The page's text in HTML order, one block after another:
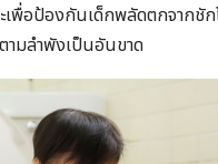
พื่อป้องกันเด็กพลัดตกจากชัก
ามลำพังเป็นอันขาด